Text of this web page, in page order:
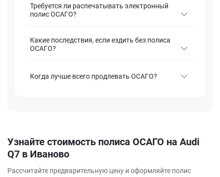
Требуется ли распечатывать электронный
полис ОСАГО?
Какие последствия, если ездить без полиса
ОСАГО?
Когда лучше всего продлевать ОСАГО?
Узнайте стоимость полиса ОСАГО на Audi
Q7 в Иваново
Рассчитайте предварительную цену и оформляйте полис